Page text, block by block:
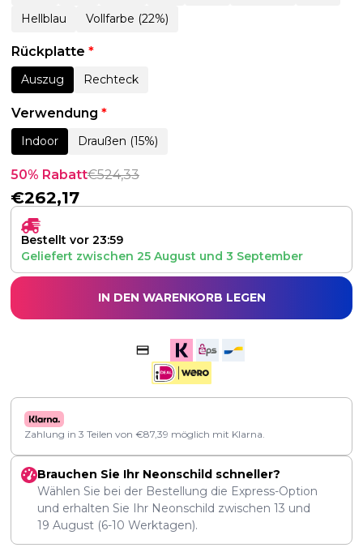
Hellblau
Vollfarbe (22%)
Rückplatte *
Auszug Rechteck
Verwendung *
Indoor Draußen (15%)
50% Rabatt€524,33
€262,17
Bestellt vor 23:59
Geliefert zwischen 25 August und 3 September
IN DEN WARENKORB LEGEN
Zahlung in 3 Teilen von €87,39 möglich mit Klarna.
Brauchen Sie Ihr Neonschild schneller?
Wählen Sie bei der Bestellung die Express-Option
und erhalten Sie Ihr Neonschild zwischen 13 und
19 August (6-10 Werktagen).